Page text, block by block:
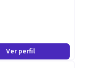
Ver perfil